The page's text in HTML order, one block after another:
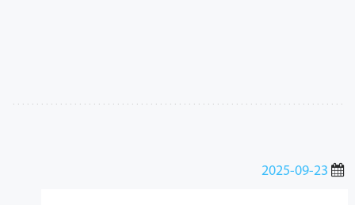
2025-09-23